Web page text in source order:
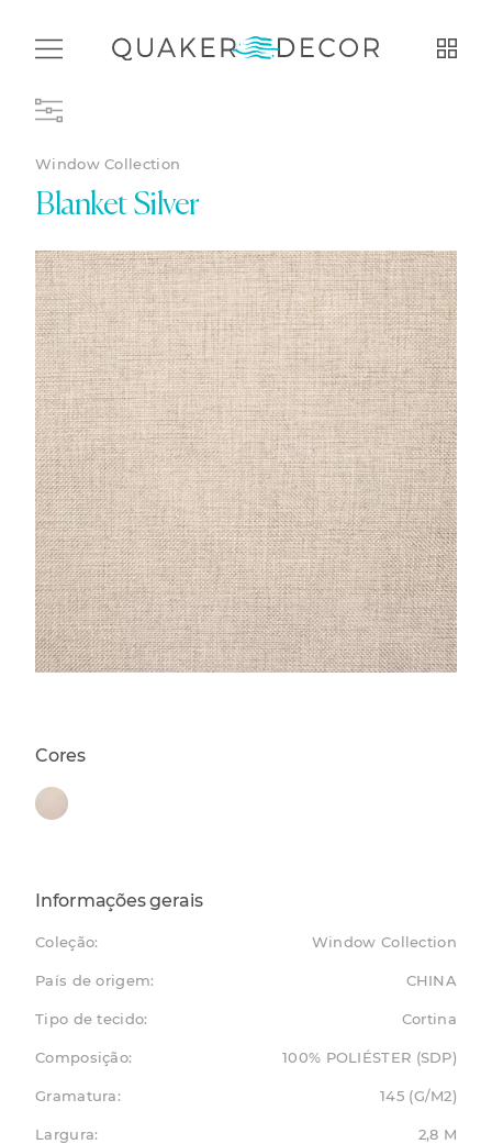
Window Collection
Blanket Silver
Cores
Informações gerais
Coleção: Window Collection
País de origem: CHINA
Tipo de tecido: Cortina
Composição: 100% POLIÉSTER (SDP)
Gramatura: 145 (G/M2)
Largura: 2,8 M